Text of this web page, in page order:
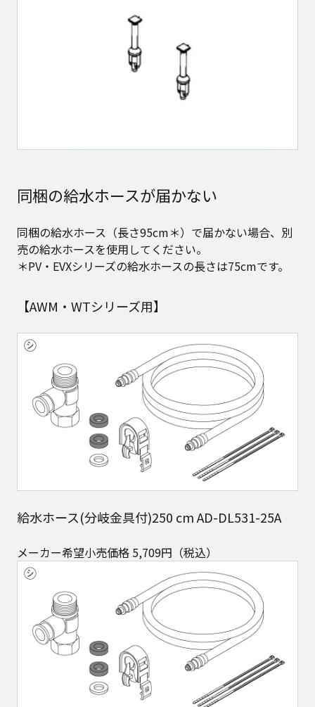
同梱の給水ホースが届かない​
同梱の給水ホース（長さ95cm＊）で届かない場合、別
売の給水ホースを使用してください。
＊PV・EVXシリーズの給水ホースの長さは75cmです。
【AWM・WTシリーズ用】
給水ホース(分岐金具付)250 cm AD-DL531-25A
メーカー希望小売価格 5,709円（税込）